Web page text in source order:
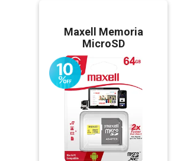
Maxell Memoria
MicroSD